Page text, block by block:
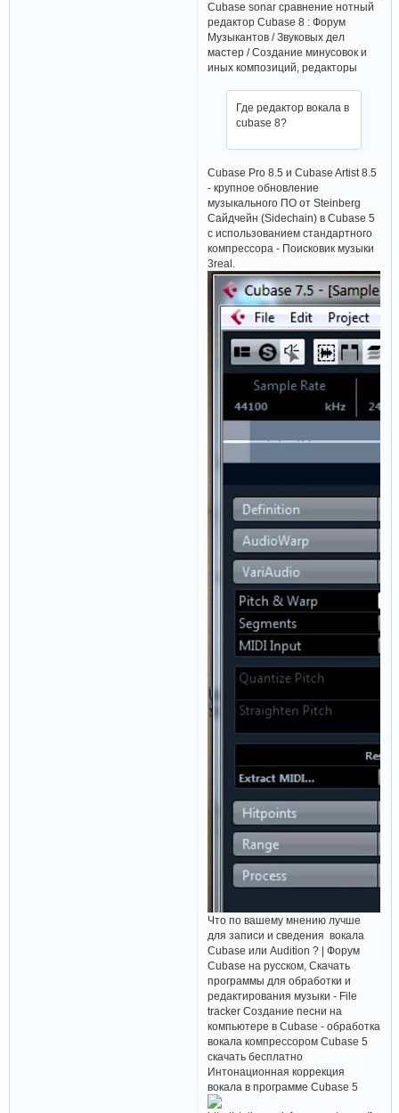
Cubase sonar сравнение нотный
редактор Cubase 8 : Форум
Музыкантов / Звуковых дел
мастер / Создание минусовок и
иных композиций, редакторы
Где редактор вокала в
cubase 8?
Cubase Pro 8.5 и Cubase Artist 8.5
- крупное обновление
музыкального ПО от Steinberg
Сайдчейн (Sidechain) в Cubase 5
c использованием стандартного
компрессора - Поисковик музыки
3real.
Что по вашему мнению лучше
для записи и сведения вокала
Cubase или Audition ? | Форум
Cubase на русском, Скачать
программы для обработки и
редактирования музыки - File
tracker Создание песни на
компьютере в Cubase - обработка
вокала компрессором Cubase 5
скачать бесплатно
Интонационная коррекция
вокала в программе Cubase 5